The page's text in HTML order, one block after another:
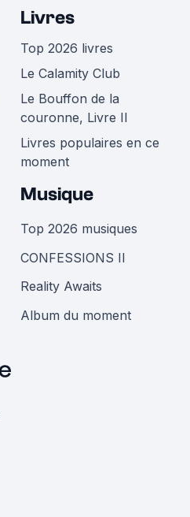
Livres
Top 2026 livres
Le Calamity Club
Le Bouffon de la
couronne, Livre II
Livres populaires en ce
moment
Musique
Top 2026 musiques
CONFESSIONS II
Reality Awaits
Album du moment